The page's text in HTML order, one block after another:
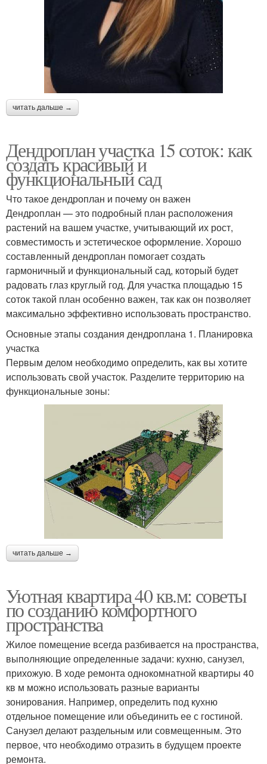
читать дальше →
Дендроплан участка 15 соток: как
создать красивый и
функциональный сад
Что такое дендроплан и почему он важен
Дендроплан — это подробный план расположения
растений на вашем участке, учитывающий их рост,
совместимость и эстетическое оформление. Хорошо
составленный дендроплан помогает создать
гармоничный и функциональный сад, который будет
радовать глаз круглый год. Для участка площадью 15
соток такой план особенно важен, так как он позволяет
максимально эффективно использовать пространство.
Основные этапы создания дендроплана 1. Планировка
участка
Первым делом необходимо определить, как вы хотите
использовать свой участок. Разделите территорию на
функциональные зоны:
читать дальше →
Уютная квартира 40 кв.м: советы
по созданию комфортного
пространства
Жилое помещение всегда разбивается на пространства,
выполняющие определенные задачи: кухню, санузел,
прихожую. В ходе ремонта однокомнатной квартиры 40
кв м можно использовать разные варианты
зонирования. Например, определить под кухню
отдельное помещение или объединить ее с гостиной.
Санузел делают раздельным или совмещенным. Это
первое, что необходимо отразить в будущем проекте
ремонта.